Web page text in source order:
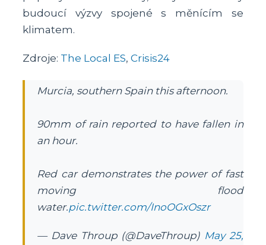
budoucí výzvy spojené s měnícím se
klimatem.
Zdroje: The Local ES,Crisis24
Murcia, southern Spain this afternoon.
90mm of rain reported to have fallen in
an hour.
Red car demonstrates the power of fast
moving flood
water.pic.twitter.com/InoOGxOszr
— Dave Throup (@DaveThroup) May 25,